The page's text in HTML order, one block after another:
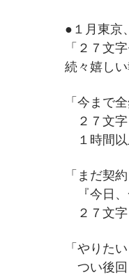
●１月東京
「２７文
続々嬉しい
「今まで
２７文字
１時間以
「まだ契
『今日、
２７文字
「やりた
つい後回